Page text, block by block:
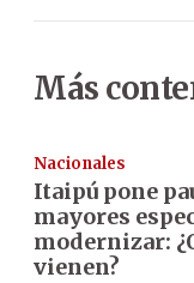
Más
Nacionales
Itaipú pone
mayores
modernizar:
vienen?